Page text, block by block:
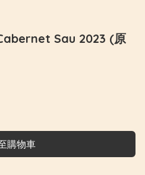
Sau 2023 (原
購物車